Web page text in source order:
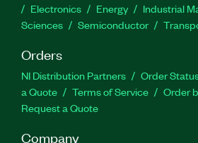
Electronics
Energy Industrial
Sciences
Semiconductor
Orders
NI Distribution Partners Order
a Quote
Terms of Service
Order
Request a Quote
Company